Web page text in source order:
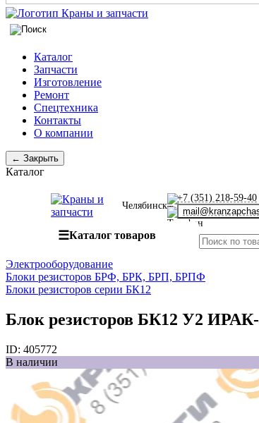
Каталог
Запчасти
Изготовление
Ремонт
Спецтехника
Контакты
О компании
← Закрыть
Каталог
Челябинск
+7 (351) 218-59-40
☰Каталог товаров
Электрооборудование
Блоки резисторов БРФ, БРК, БРП, БРПФ
Блоки резисторов серии БК12
Блок резисторов БК12 У2 ИРАК-
ID: 405772
В наличии